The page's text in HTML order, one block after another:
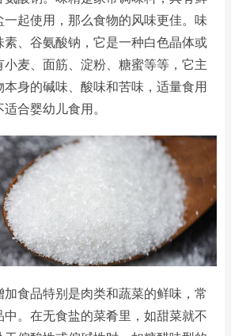
起使用，那么食物的风味更佳。味
、谷氨酸钠，它是一种白色晶体或
麦、面筋、淀粉、糖蜜等等，它主
身的碱味、酸味和苦味，适量食用
合婴幼儿食用。
食品特别是肉类和蔬菜的鲜味，常
。在无食盐的菜肴里，如甜菜就不